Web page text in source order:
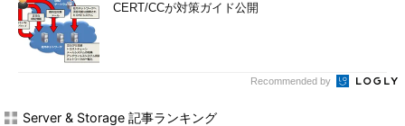
CERT/CCが対策ガイド公開
Recommended by
Server & Storage 記事ランキング